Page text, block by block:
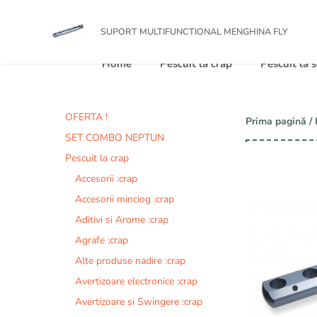
totulpentrupescuit
Home Pescuit la crap Pescuit la
Prima pagină /
OFERTA !
SET COMBO NEPTUN
Pescuit la crap
Accesorii :crap
Accesorii minciog :crap
Aditivi si Arome :crap
Agrafe :crap
Alte produse nadire :crap
Avertizoare electronice :crap
Avertizoare si Swingere :crap
SUPORT MULTIFUNCTIONAL MENGHINA FLY